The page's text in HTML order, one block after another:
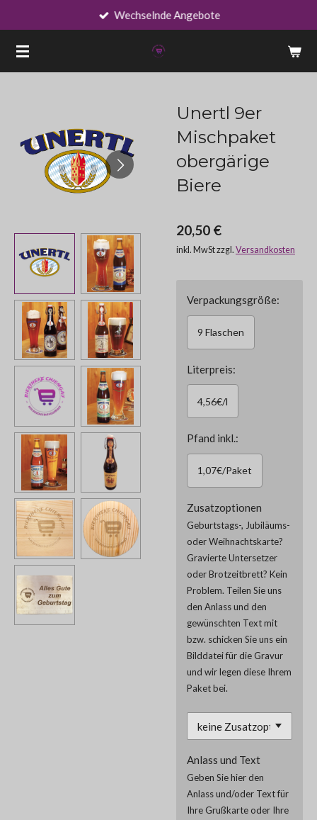
springen
Wechselnde Angebote
Unertl 9er
Mischpaket
obergärige
Biere
20,50 €
inkl. MwSt zzgl. Versandkosten
Verpackungsgröße:
9 Flaschen
Literpreis:
4,56€/l
Pfand inkl.:
1,07€/Paket
Zusatzoptionen
Geburtstags-, Jubiläums-
oder Weihnachtskarte?
Gravierte Untersetzer
oder Brotzeitbrett? Kein
Problem. Teilen Sie uns
den Anlass und den
gewünschten Text mit
bzw. schicken Sie uns ein
Bilddatei für die Gravur
und wir legen diese Ihrem
Paket bei.
Anlass und Text
Geben Sie hier den
Anlass und/oder Text für
Ihre Grußkarte oder Ihre